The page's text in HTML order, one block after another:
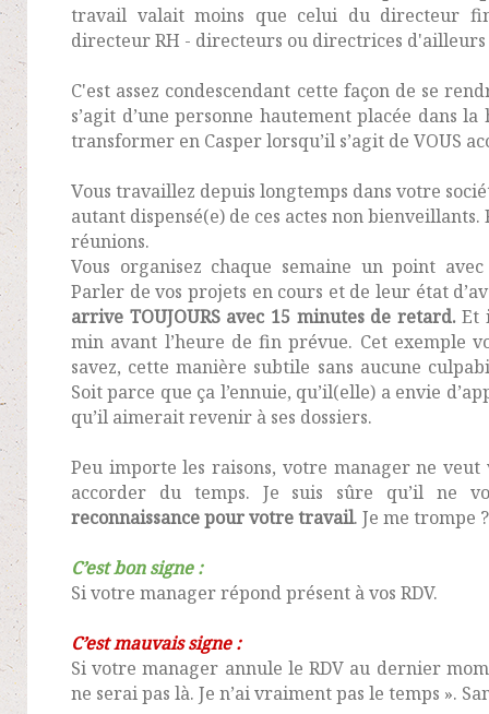
travail valait moins que celui du directeur
directeur RH - directeurs ou directrices d'ailleurs
C'est assez condescendant cette façon de se
s’agit d’une personne hautement placée dans
transformer en Casper lorsqu’il s’agit de VOUS
Vous travaillez depuis longtemps dans votre
autant dispensé(e) de ces actes non bienveillants.
réunions.
Vous organisez chaque semaine un point
Parler de vos projets en cours et de leur état
arrive TOUJOURS avec 15 minutes de retard.Et
min avant l’heure de fin prévue. Cet exemple
savez, cette manière subtile sans aucune
Soit parce que ça l’ennuie, qu’il(elle) a envie
qu’il aimerait revenir à ses dossiers.
Peu importe les raisons, votre manager ne veut
accorder du temps. Je suis sûre qu’il ne
reconnaissance pour votre travail. Je me trompe ?
C’est bon signe :
Si votre manager répond présent à vos RDV.
C’est mauvais signe :
Si votre manager annule le RDV au dernier
ne serai pas là. Je n’ai vraiment pas le temps ».